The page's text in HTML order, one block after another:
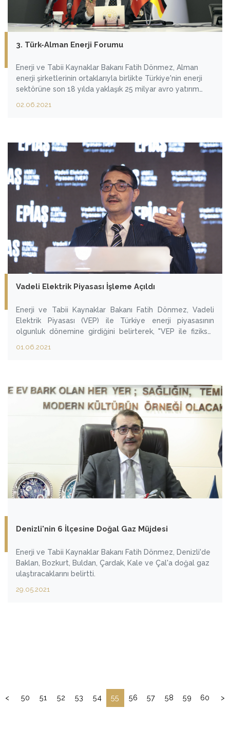
3. Türk-Alman Enerji Forumu
Enerji ve Tabii Kaynaklar Bakanı Fatih Dönmez, Alman
enerji şirketlerinin ortaklarıyla birlikte Türkiye'nin enerji
sektörüne son 18 yılda yaklaşık 25 milyar avro yatırım
02.06.2021
Vadeli Elektrik Piyasası İşleme Açıldı
Enerji ve Tabii Kaynaklar Bakanı Fatih Dönmez, Vadeli
Elektrik Piyasası (VEP) ile Türkiye enerji piyasasının
olgunluk dönemine girdiğini belirterek, "VEP ile fiziksel
kurtulacak ve bu durum sürdürülebilir bir yatırım
ortamının da gelişimine katkı sağlayacak." dedi.
01.06.2021
Denizli'nin 6 İlçesine Doğal Gaz Müjdesi
Enerji ve Tabii Kaynaklar Bakanı Fatih Dönmez, Denizli'de
Baklan, Bozkurt, Buldan, Çardak, Kale ve Çal'a doğal gaz
ulaştıracaklarını belirtti.
29.05.2021
< 50 51 52 53 54 55 56 57 58 59 60 >